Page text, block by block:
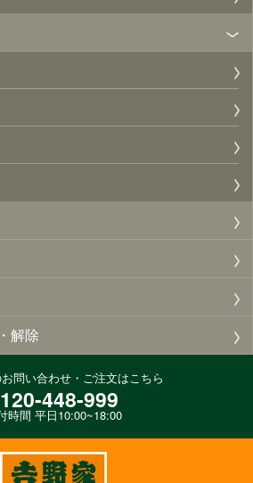
解除
問い合わせ・ご注文はこちら
448-999
時間 平日10:00~18:00